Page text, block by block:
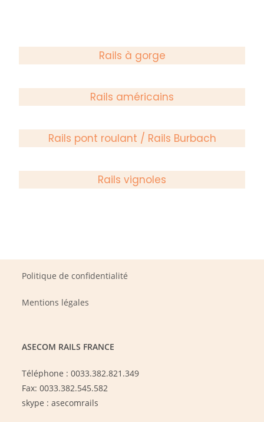
Rails à gorge
Rails américains
Rails pont roulant / Rails Burbach
Rails vignoles
Politique de confidentialité
Mentions légales
ASECOM RAILS FRANCE
Téléphone : 0033.382.821.349
Fax: 0033.382.545.582
skype : asecomrails